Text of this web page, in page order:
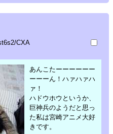
CXA
あんこたーーーーーー
ーーーん！ハァハァハ
ァ！
ハドウホウというか、
巨神兵のようだと思っ
た私は宮崎アニメ大好
きです。